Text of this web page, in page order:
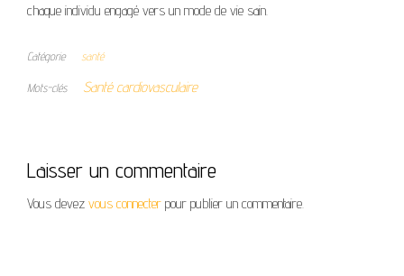
chaque individu engagé vers un mode de vie sain.
Catégorie santé
Mots-clés Santé cardiovasculaire
Laisser un commentaire
Vous devez vous connecter pour publier un commentaire.